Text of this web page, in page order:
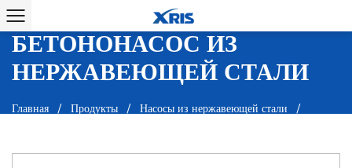
САМОВСАСЫВАЮЩИЙ
БЕТОНОНАСОС ИЗ
НЕРЖАВЕЮЩЕЙ СТАЛИ
Главная / Продукты / Насосы из нержавеющей стали
/